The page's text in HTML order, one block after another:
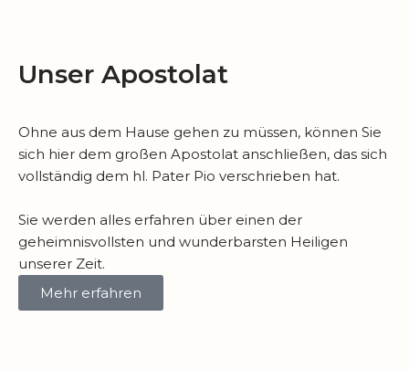
Unser Apostolat
Ohne aus dem Hause gehen zu müssen, können Sie
sich hier dem großen Apostolat anschließen, das sich
vollständig dem hl. Pater Pio verschrieben hat.
Sie werden alles erfahren über einen der
geheimnisvollsten und wunderbarsten Heiligen
unserer Zeit.
Mehr erfahren